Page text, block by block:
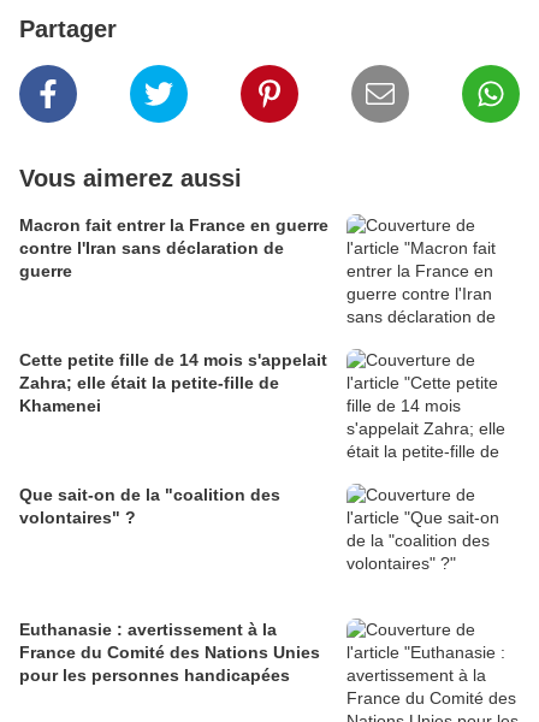
Partager
Vous aimerez aussi
Macron fait entrer la France en guerre
contre l'Iran sans déclaration de
guerre
Cette petite fille de 14 mois s'appelait
Zahra; elle était la petite-fille de
Khamenei
Que sait-on de la "coalition des
volontaires" ?
Euthanasie : avertissement à la
France du Comité des Nations Unies
pour les personnes handicapées